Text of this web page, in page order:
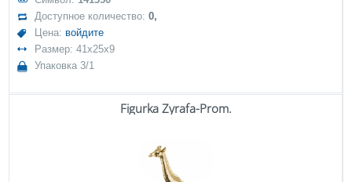
Доступное количество:0,
Цена: войдите
Размер: 41x25x9
Упаковка 3/1
Figurka Żyrafa-Prom.